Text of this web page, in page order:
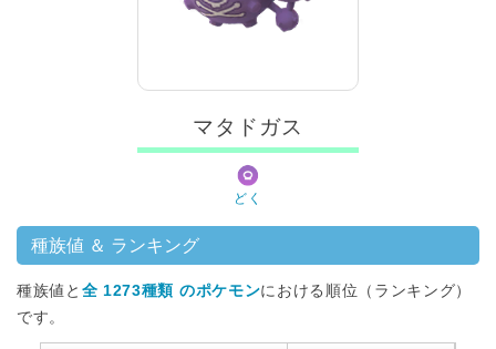
マタドガス
どく
種族値 ＆ ランキング
種族値と 全 1273種類 のポケモンにおける順位（ランキング）
です。